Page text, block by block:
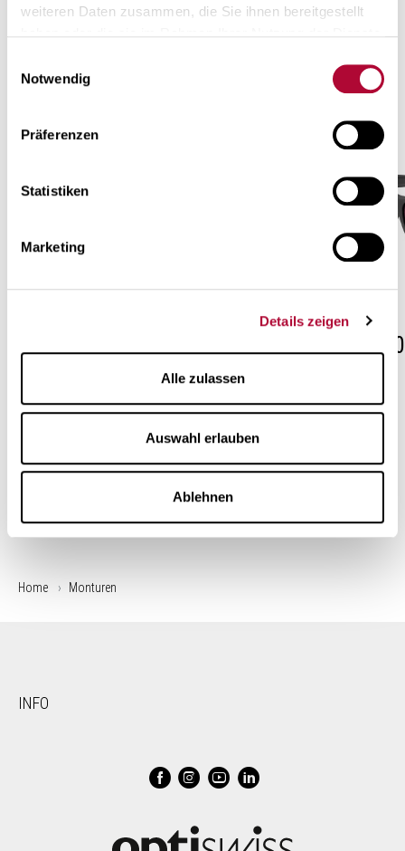
weiteren Daten zusammen, die Sie ihnen bereitgestellt
Daten und Ihre Rechte zu erfahren
Notwendig
Präferenzen
Statistiken
Marketing
Details zeigen
Alle zulassen
Auswahl erlauben
Ablehnen
collectie
Home Monturen
INFO